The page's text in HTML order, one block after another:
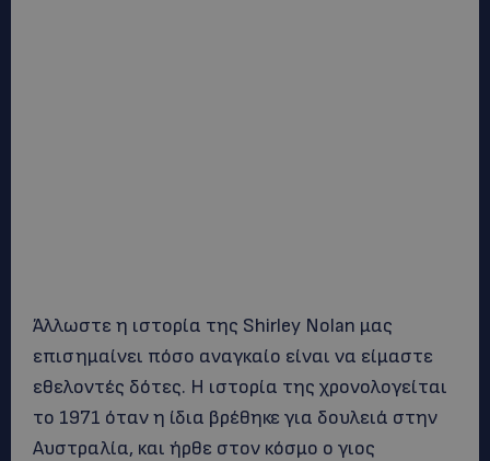
Άλλωστε η ιστορία της Shirley Nolan μας
επισημαίνει πόσο αναγκαίο είναι να είμαστε
εθελοντές δότες. Η ιστορία της χρονολογείται
το 1971 όταν η ίδια βρέθηκε για δουλειά στην
Αυστραλία, και ήρθε στον κόσμο ο γιος